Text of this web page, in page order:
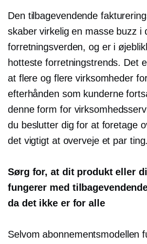
Den tilbagevendende
skaber virkelig en masse buzz i
forretningsverden, og er i
hotteste forretningstrends. Det
at flere og flere virksomheder
efterhånden som kunderne
denne form for
du beslutter dig for at foretage
det vigtigt at overveje et par ting.
Sørg for, at dit produkt eller
fungerer med
da det ikke er for alle
Selvom abonnementsmodellen